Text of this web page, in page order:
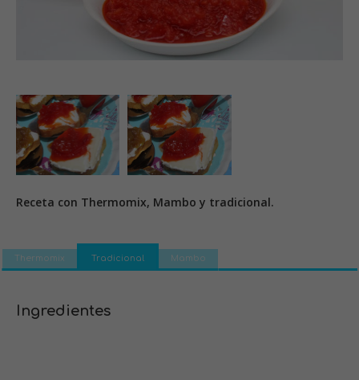
Receta con Thermomix, Mambo y tradicional.
Thermomix Tradicional Mambo
Ingredientes